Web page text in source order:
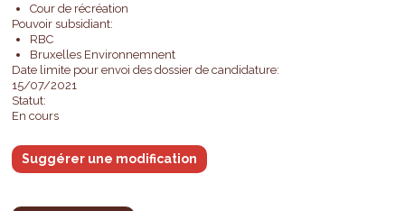
Cour de récréation
Pouvoir subsidiant:
RBC
Bruxelles Environnemnent
Date limite pour envoi des dossier de candidature:
15/07/2021
Statut:
En cours
Suggérer une modification